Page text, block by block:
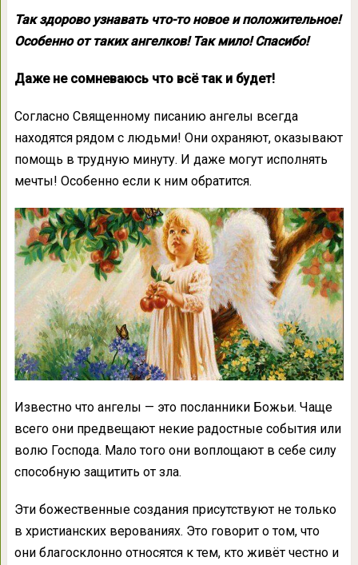
Так здорово узнавать что-то новое и положительное!
Особенно от таких ангелков! Так мило! Спасибо!
Даже не сомневаюсь что всё так и будет!
Согласно Священному писанию ангелы всегда
находятся рядом с людьми! Они охраняют, оказывают
помощь в трудную минуту. И даже могут исполнять
мечты! Особенно если к ним обратится.
Известно что ангелы — это посланники Божьи. Чаще
всего они предвещают некие радостные события или
волю Господа. Мало того они воплощают в себе силу
способную защитить от зла.
Эти божественные создания присутствуют не только
в христианских верованиях. Это говорит о том, что
они благосклонно относятся к тем, кто живёт честно и